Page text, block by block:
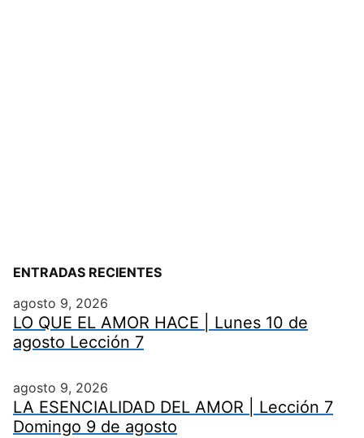
ENTRADAS RECIENTES
agosto 9, 2026
LO QUE EL AMOR HACE | Lunes 10 de
agosto Lección 7
agosto 9, 2026
LA ESENCIALIDAD DEL AMOR | Lección 7
Domingo 9 de agosto